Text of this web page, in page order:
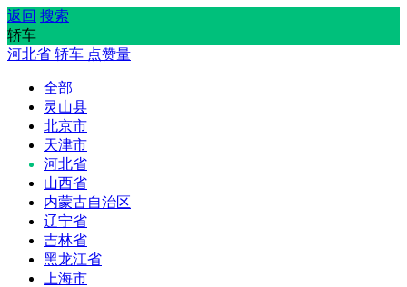
返回 搜索
轿车
河北省 轿车 点赞量
全部
灵山县
北京市
天津市
河北省
山西省
内蒙古自治区
辽宁省
吉林省
黑龙江省
上海市